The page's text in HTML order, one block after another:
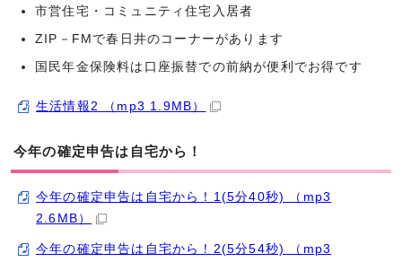
市営住宅・コミュニティ住宅入居者
ZIP－FMで春日井のコーナーがあります
国民年金保険料は口座振替での前納が便利でお得です
生活情報2 （mp3 1.9MB）
今年の確定申告は自宅から！
今年の確定申告は自宅から！1(5分40秒) （mp3
2.6MB）
今年の確定申告は自宅から！2(5分54秒) （mp3